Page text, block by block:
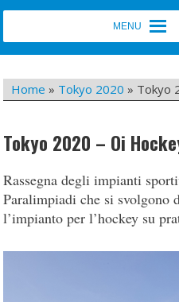
Home » Tokyo 2020 » Tokyo
Tokyo 2020 – Oi
Rassegna degli impianti
Paralimpiadi che si svolgono
l’impianto per l’hockey su